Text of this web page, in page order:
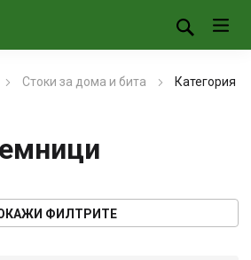
Стоки за дома и бита
Категория
ФИЛТРИТЕ